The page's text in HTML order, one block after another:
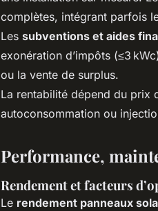
complètes, intégrant parfois
Les subventions et aides
exonération d’impôts (≤3
ou la vente de surplus.
La rentabilité dépend du prix
autoconsommation ou
Performance,
Rendement et facteurs
Le rendement panneaux